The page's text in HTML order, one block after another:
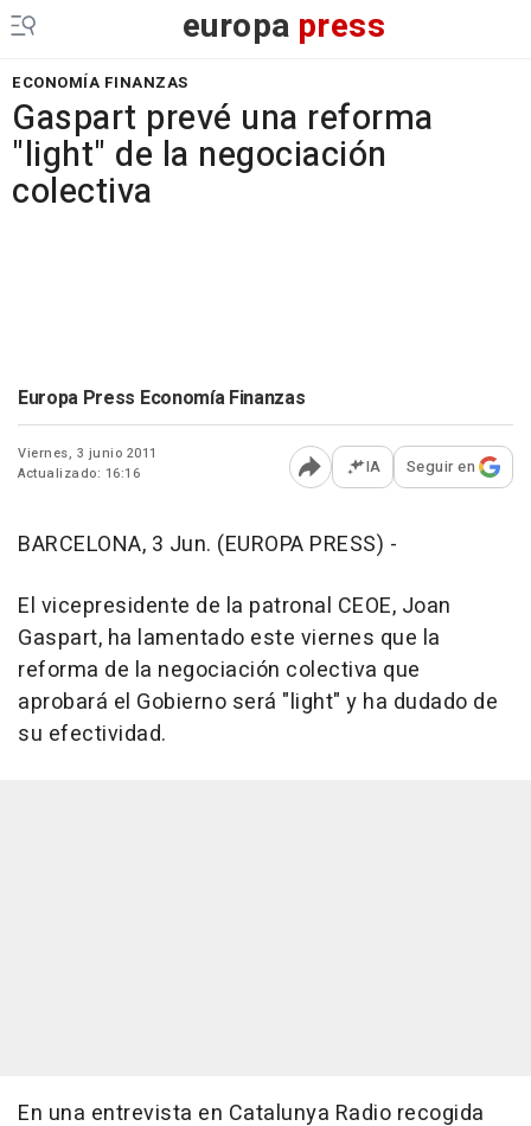
europa press
ECONOMÍA FINANZAS
Gaspart prevé una reforma
"light" de la negociación
colectiva
Europa Press Economía Finanzas
Viernes, 3 junio 2011
Actualizado: 16:16
Abrir opciones para
IA Seguir en
BARCELONA, 3 Jun. (EUROPA PRESS) -
El vicepresidente de la patronal CEOE, Joan
Gaspart, ha lamentado este viernes que la
reforma de la negociación colectiva que
aprobará el Gobierno será "light" y ha dudado de
su efectividad.
En una entrevista en Catalunya Radio recogida